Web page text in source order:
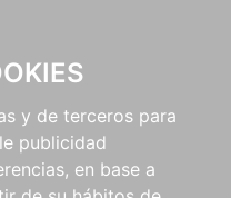
y de terceros para
publicidad
en base a